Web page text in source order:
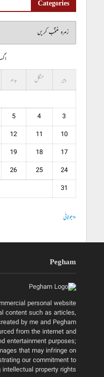
Categories
پیر
منگل بدھ
3
4
5
10
11
12
17
18
19
24
25
26
31
« جولائی
Pegham
personal website
content such as articles,
by me and Pegham
from the internet and
entertainment purposes;
that may infringe on
our commitment to
property rights.